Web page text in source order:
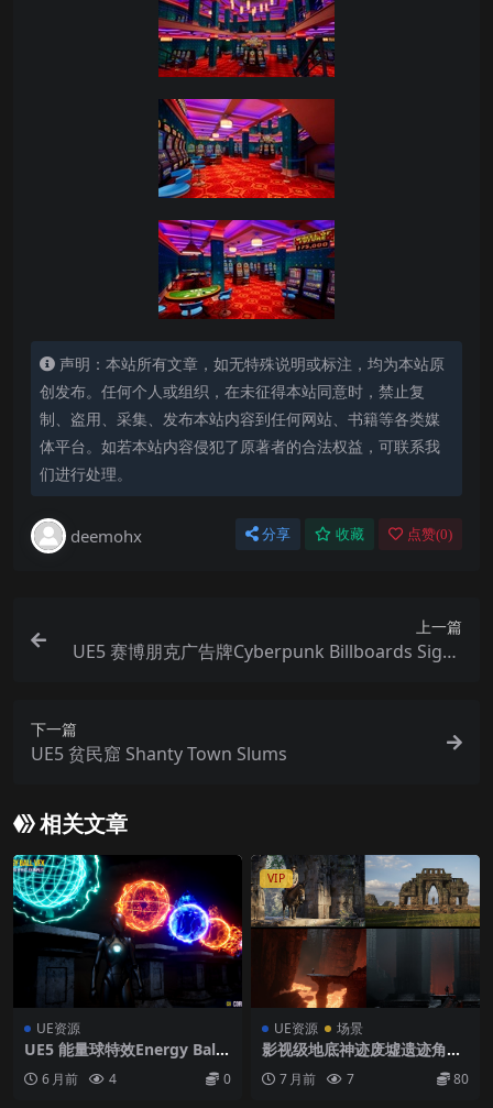
声明：本站所有文章，如无特殊说明或标注，均为本站原
创发布。任何个人或组织，在未征得本站同意时，禁止复
制、盗用、采集、发布本站内容到任何网站、书籍等各类媒
体平台。如若本站内容侵犯了原著者的合法权益，可联系我
们进行处理。
deemohx 分享 收藏 点赞(0)
上一篇
UE5 赛博朋克广告牌Cyberpunk Billboards Signs
下一篇
UE5 贫民窟 Shanty Town Slums
相关文章
UE资源
UE5 能量球特效Energy Ball
6 月前 4 0
VIP
UE资源 场景
影视级地底神迹废墟遗迹角色
7 月前 7 80